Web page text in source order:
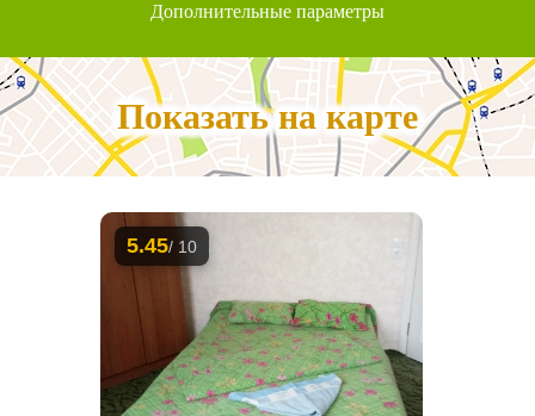
Дополнительные параметры
Показать на карте
5.45/ 10